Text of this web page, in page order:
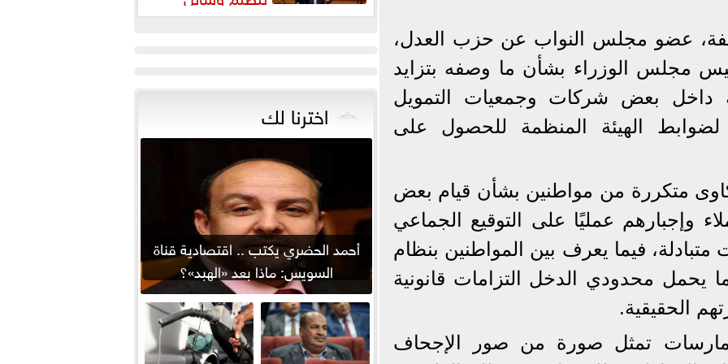
عضو مجلس النواب عن حزب العدل،
مجلس الوزراء بشأن ما وصفه بتزايد
داخل بعض شركات وجمعيات التمويل
لضوابط الهيئة المنظمة للحصول على
متكررة من مواطنين بشأن قيام بعض
وإجبارهم عمليًا على التوقيع الجماعي
فيما يعرف بين المواطنين بنظام
يحمل محدودي الدخل التزامات قانونية
الحقيقية.
تمثل صورة من صور الإجحاف
التواصل يواجه التزييف العميق
اخترنا لك
أحمد الحضري يكتب .. اقتصادية قناة
السويس: ماذا بعد «الهبد»؟